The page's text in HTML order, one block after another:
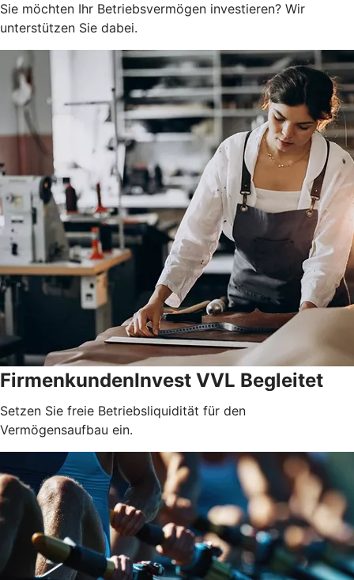
Sie möchten Ihr Betriebsvermögen investieren? Wir
unterstützen Sie dabei.
FirmenkundenInvest VVL Begleitet
Setzen Sie freie Betriebsliquidität für den
Vermögensaufbau ein.